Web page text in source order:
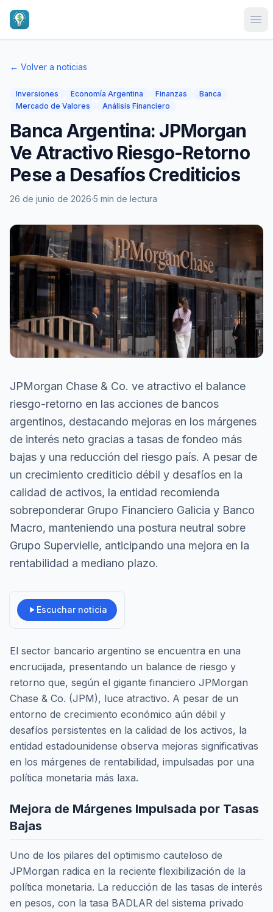
← Volver a noticias
Inversiones Economía Argentina Finanzas
Banca
Mercado de Valores
Análisis Financiero
Banca Argentina: JPMorgan
Ve Atractivo Riesgo-Retorno
Pese a Desafíos Crediticios
26 de junio de 2026·5 min de lectura
JPMorgan Chase & Co. ve atractivo el balance
riesgo-retorno en las acciones de bancos
argentinos, destacando mejoras en los márgenes
de interés neto gracias a tasas de fondeo más
bajas y una reducción del riesgo país. A pesar de
un crecimiento crediticio débil y desafíos en la
calidad de activos, la entidad recomienda
sobreponderar Grupo Financiero Galicia y Banco
Macro, manteniendo una postura neutral sobre
Grupo Supervielle, anticipando una mejora en la
rentabilidad a mediano plazo.
Escuchar noticia
El sector bancario argentino se encuentra en una
encrucijada, presentando un balance de riesgo y
retorno que, según el gigante financiero JPMorgan
Chase & Co. (JPM), luce atractivo. A pesar de un
entorno de crecimiento económico aún débil y
desafíos persistentes en la calidad de los activos, la
entidad estadounidense observa mejoras significativas
en los márgenes de rentabilidad, impulsadas por una
política monetaria más laxa.
Mejora de Márgenes Impulsada por Tasas
Bajas
Uno de los pilares del optimismo cauteloso de
JPMorgan radica en la reciente flexibilización de la
política monetaria. La reducción de las tasas de interés
en pesos, con la tasa BADLAR del sistema privado